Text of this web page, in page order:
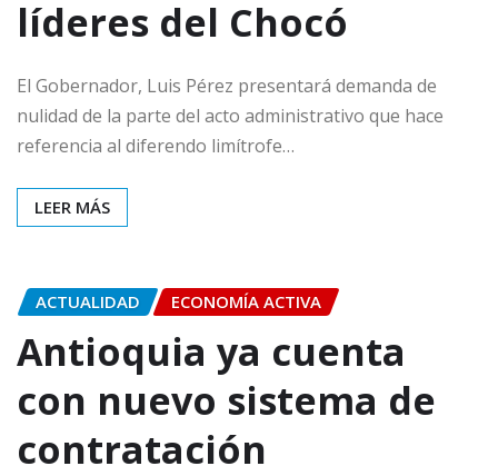
líderes del Chocó
El Gobernador, Luis Pérez presentará demanda de
nulidad de la parte del acto administrativo que hace
referencia al diferendo limítrofe…
LEER MÁS
ACTUALIDAD ECONOMÍA ACTIVA
Antioquia ya cuenta
con nuevo sistema de
contratación